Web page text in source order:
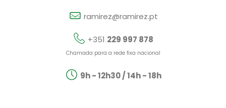
ramirez@ramirez.pt
+351 229 997 878
Chamada para a rede fixa nacional
9h - 12h30 / 14h - 18h